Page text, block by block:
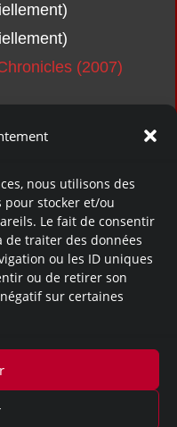
nous utilisons des
pour stocker et/ou
Le fait de consentir
de traiter des données
ou les ID uniques
ou de retirer son
sur certaines
(2007)